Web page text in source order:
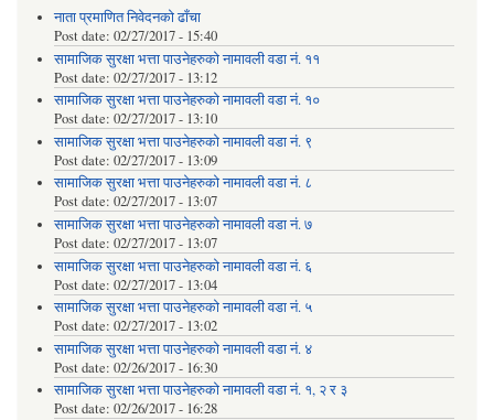
नाता प्रमाणित निवेदनको ढाँचा
Post date: 02/27/2017 - 15:40
सामाजिक सुरक्षा भत्ता पाउनेहरुको नामावली वडा नं. ११
Post date: 02/27/2017 - 13:12
सामाजिक सुरक्षा भत्ता पाउनेहरुको नामावली वडा नं. १०
Post date: 02/27/2017 - 13:10
सामाजिक सुरक्षा भत्ता पाउनेहरुको नामावली वडा नं. ९
Post date: 02/27/2017 - 13:09
सामाजिक सुरक्षा भत्ता पाउनेहरुको नामावली वडा नं. ८
Post date: 02/27/2017 - 13:07
सामाजिक सुरक्षा भत्ता पाउनेहरुको नामावली वडा नं. ७
Post date: 02/27/2017 - 13:07
सामाजिक सुरक्षा भत्ता पाउनेहरुको नामावली वडा नं. ६
Post date: 02/27/2017 - 13:04
सामाजिक सुरक्षा भत्ता पाउनेहरुको नामावली वडा नं. ५
Post date: 02/27/2017 - 13:02
सामाजिक सुरक्षा भत्ता पाउनेहरुको नामावली वडा नं. ४
Post date: 02/26/2017 - 16:30
सामाजिक सुरक्षा भत्ता पाउनेहरुको नामावली वडा नं. १, २ र ३
Post date: 02/26/2017 - 16:28